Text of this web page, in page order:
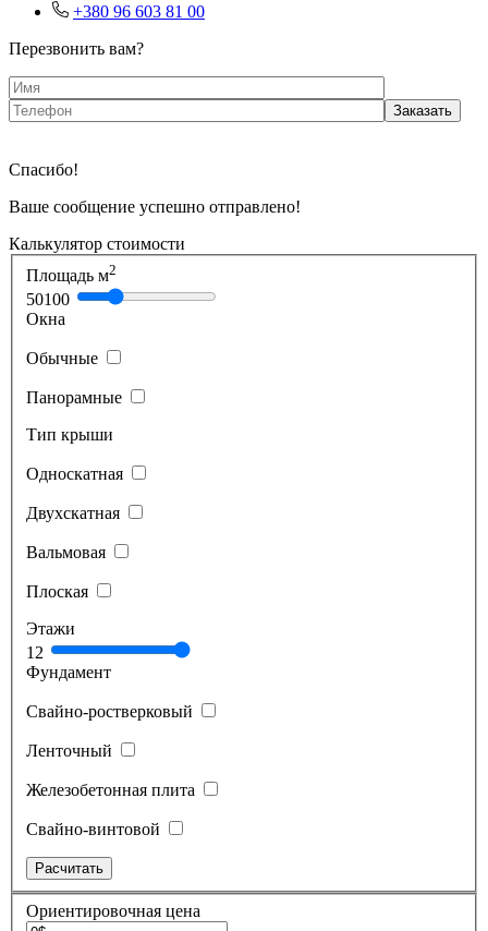
+380 96 603 81 00
Перезвонить вам?
Спасибо!
Ваше сообщение успешно отправлено!
Калькулятор стоимости
Площадь м2
50100
Окна
Обычные
Панорамные
Тип крыши
Односкатная
Двухскатная
Вальмовая
Плоская
Этажи
1 2
Фундамент
Свайно-ростверковый
Ленточный
Железобетонная плита
Свайно-винтовой
Ориентировочная цена